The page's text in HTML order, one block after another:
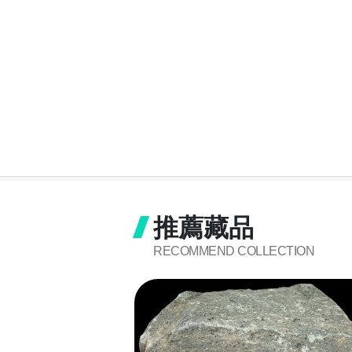
推薦藏品
RECOMMEND COLLECTION